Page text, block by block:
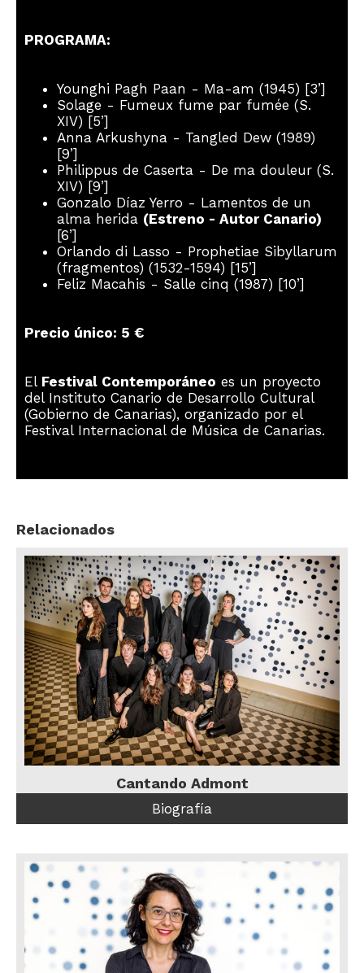
PROGRAMA:
Younghi Pagh Paan - Ma-am (1945) [3’]
Solage - Fumeux fume par fumée (S.
XIV) [5’]
Anna Arkushyna - Tangled Dew (1989)
[9’]
Philippus de Caserta - De ma douleur (S.
XIV) [9’]
Gonzalo Díaz Yerro - Lamentos de un
alma herida (Estreno - Autor Canario)
[6’]
Orlando di Lasso - Prophetiae Sibyllarum
(fragmentos) (1532-1594) [15’]
Feliz Macahis - Salle cinq (1987) [10’]
Precio único: 5 €
El Festival Contemporáneo es un proyecto
del Instituto Canario de Desarrollo Cultural
(Gobierno de Canarias), organizado por el
Festival Internacional de Música de Canarias.
Relacionados
Cantando Admont
Biografía